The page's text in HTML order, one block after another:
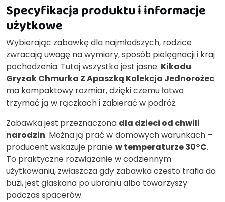
Specyfikacja produktu i informacje
użytkowe
Wybierając zabawkę dla najmłodszych, rodzice
zwracają uwagę na wymiary, sposób pielęgnacji i kraj
pochodzenia. Tutaj wszystko jest jasne: Kikadu
Gryzak Chmurka Z Apaszką Kolekcja Jednorożec
ma kompaktowy rozmiar, dzięki czemu łatwo
trzymać ją w rączkach i zabierać w podróż.
Zabawka jest przeznaczona dla dzieci od chwili
narodzin. Można ją prać w domowych warunkach –
producent wskazuje praniew temperaturze 30°C.
To praktyczne rozwiązanie w codziennym
użytkowaniu, zwłaszcza gdy zabawka często trafia do
buzi, jest głaskana po ubraniu albo towarzyszy
podczas spacerów.